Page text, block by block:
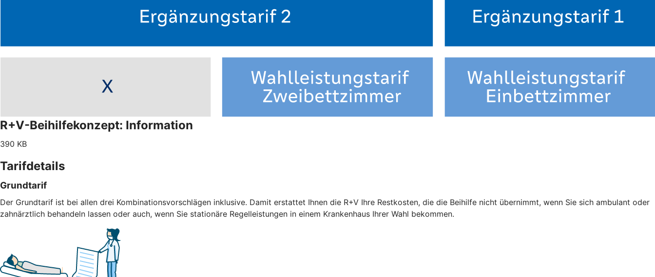
R+V-Beihilfekonzept: Information
390 KB
Tarifdetails
Grundtarif
Der Grundtarif ist bei allen drei Kombinationsvorschlägen inklusive. Damit erstattet Ihnen die R+V Ihre Restkosten, die die Beihilfe nicht übernimmt, wenn Sie sich ambulant oder
zahnärztlich behandeln lassen oder auch, wenn Sie stationäre Regelleistungen in einem Krankenhaus Ihrer Wahl bekommen.